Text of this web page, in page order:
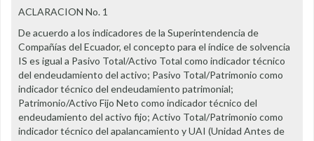
ACLARACION No. 1
De acuerdo a los indicadores de la Superintendencia de
Compañías del Ecuador, el concepto para el índice de solvencia
IS es igual a Pasivo Total/Activo Total como indicador técnico
del endeudamiento del activo; Pasivo Total/Patrimonio como
indicador técnico del endeudamiento patrimonial;
Patrimonio/Activo Fijo Neto como indicador técnico del
endeudamiento del activo fijo; Activo Total/Patrimonio como
indicador técnico del apalancamiento y UAI (Unidad Antes de